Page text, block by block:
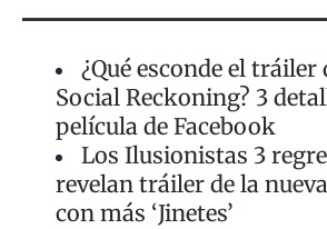
¿Qué esconde el tráiler
Social Reckoning? 3
película de Facebook
Los Ilusionistas 3
revelan tráiler de la
con más ‘Jinetes’